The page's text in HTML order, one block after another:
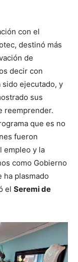
con el
destinó más
de
decir con
sido ejecutado, y
sus
reemprender.
que es no
fueron
empleo y la
como Gobierno
plasmado
el Seremi de